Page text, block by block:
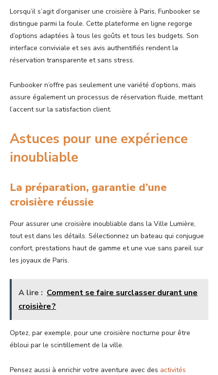
Lorsqu’il s’agit d’organiser une croisière à Paris, Funbooker se
distingue parmi la foule. Cette plateforme en ligne regorge
d’options adaptées à tous les goûts et tous les budgets. Son
interface conviviale et ses avis authentifiés rendent la
réservation transparente et sans stress.
Funbooker n’offre pas seulement une variété d’options, mais
assure également un processus de réservation fluide, mettant
l’accent sur la satisfaction client.
Astuces pour une expérience
inoubliable
La préparation, garantie d’une
croisière réussie
Pour assurer une croisière inoubliable dans la Ville Lumière,
tout est dans les détails. Sélectionnez un bateau qui conjugue
confort, prestations haut de gamme et une vue sans pareil sur
les joyaux de Paris.
A lire : Comment se faire surclasser durant une
croisière ?
Optez, par exemple, pour une croisière nocturne pour être
ébloui par le scintillement de la ville.
Pensez aussi à enrichir votre aventure avec des activités